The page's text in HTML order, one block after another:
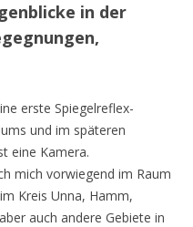
in der
erste Spiegelreflex-
und im späteren
eine Kamera.
mich vorwiegend im Raum
Kreis Unna, Hamm,
auch andere Gebiete in